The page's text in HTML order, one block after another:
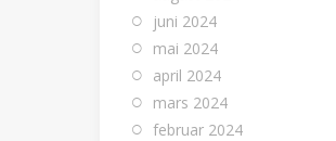
juni 2024
mai 2024
april 2024
mars 2024
februar 2024